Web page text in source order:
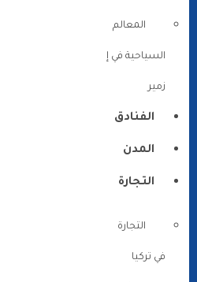
المعالم
السياحية في إ
زمير
الفنادق
المدن
التجارة
التجارة
في تركيا